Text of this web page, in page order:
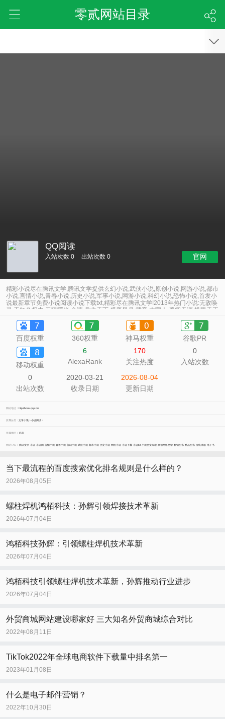
零贰网站目录
QQ阅读
入站次数 0 出站次数 0 官网
精彩小说尽在腾讯文学,腾讯文学提供玄幻小说,武侠小说,原创小说,网游小说,都市
小说,言情小说,青春小说,历史小说,军事小说,网游小说,科幻小说,恐怖小说,首发小
说最新章节免费小说阅读小说下载txt,精彩尽在腾讯文学!2013年热门小说:无敌唤
灵,无红色权力,无限曙光,余罪,兵临天下,盛唐风月,武帝,大官人,勇闯天涯,机甲天王
百度权重 360权重 神马权重 谷歌PR
移动权重
6
AlexaRank
170
关注热度
0
入站次数
0
出站次数
2020-03-21
收录日期
2026-08-04
更新日期
网站地址： http://book.qq.com
所属分类： 文学小说>小说阅读>
所属地区： 北京
网站TAG： 腾讯文学 小说 小说网 言情小说 青春小说 玄幻小说 武侠小说 都市小说 历史小说 网络小说 小说下载 小说txt 小说全文阅读 原创网络文学 畅销图书 精品图书 传统出版 电子书
当下最流程的百度搜索优化排名规则是什么样的？
2026年08月05日
螺柱焊机鸿栢科技：孙辉引领焊接技术革新
2026年07月04日
鸿栢科技孙辉：引领螺柱焊机技术革新
2026年07月04日
鸿栢科技引领螺柱焊机技术革新，孙辉推动行业进步
2026年07月04日
外贸商城网站建设哪家好 三大知名外贸商城综合对比
2022年08月11日
TikTok2022年全球电商软件下载量中排名第一
2023年01月08日
什么是电子邮件营销？
2022年10月30日